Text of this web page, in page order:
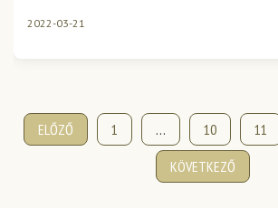
2022-03-21
Bejegyzések
ELŐZŐ 1 … 10 11
KÖVETKEZŐ